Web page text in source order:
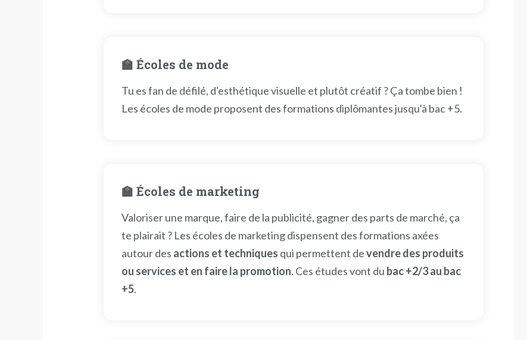
🏫 Écoles de mode
Tu es fan de défilé, d'esthétique visuelle et plutôt créatif ? Ça tombe bien !
Les écoles de mode proposent des formations diplômantes jusqu'à bac +5.
🏫 Écoles de marketing
Valoriser une marque, faire de la publicité, gagner des parts de marché, ça
te plairait ? Les écoles de marketing dispensent des formations axées
autour des actions et techniques qui permettent devendre des produits
ou services et en faire la promotion. Ces études vont du bac +2/3 au bac
+5.